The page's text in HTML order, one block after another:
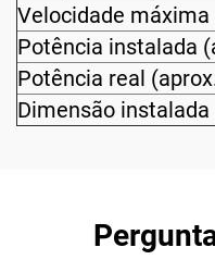
Velocidade
Potência instalada
Potência real
Dimensão instalada